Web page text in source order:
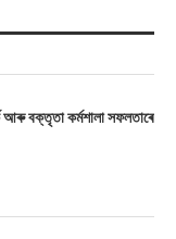
আৰু বক্তৃতা কৰ্মশালা সফলতাৰে